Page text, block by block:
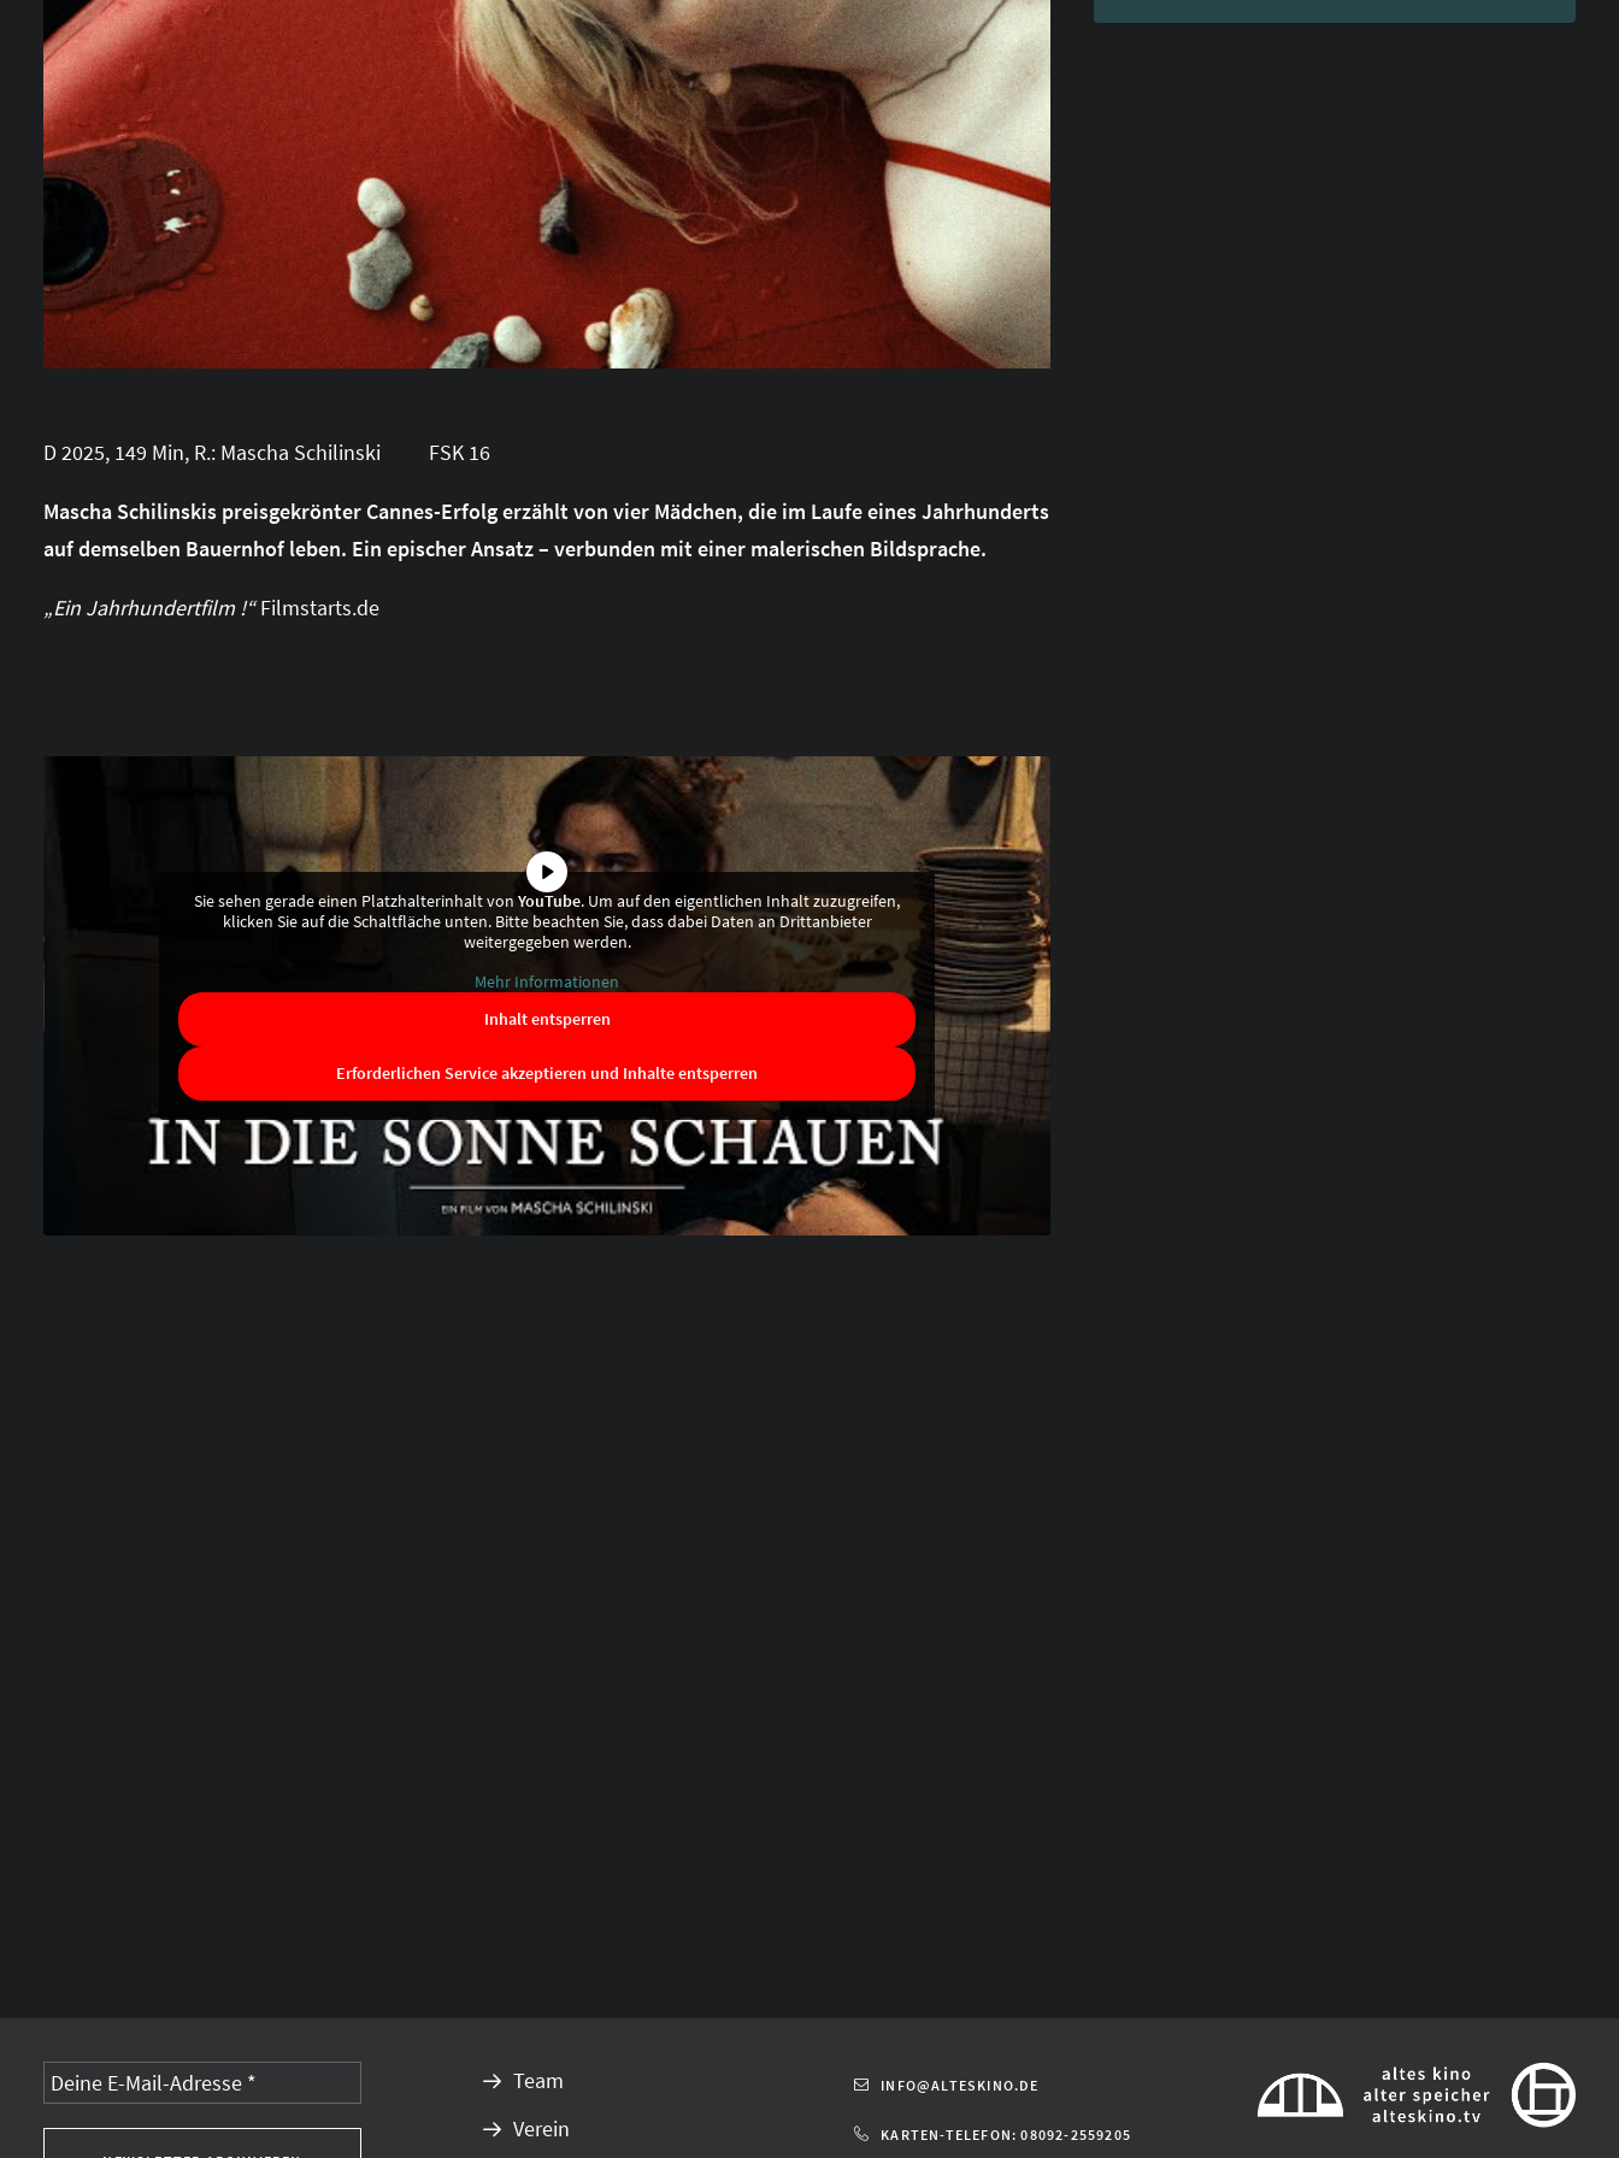
D 2025, 149 Min, R.: Mascha Schilinski FSK 16
Mascha Schilinskis preisgekrönter Cannes-Erfolg erzählt von vier Mädchen, die im Laufe eines Jahrhunderts
auf demselben Bauernhof leben. Ein epischer Ansatz – verbunden mit einer malerischen Bildsprache.
„Ein Jahrhundertfilm !“Filmstarts.de
Sie sehen gerade einen Platzhalterinhalt von YouTube. Um auf den eigentlichen Inhalt zuzugreifen,
klicken Sie auf die Schaltfläche unten. Bitte beachten Sie, dass dabei Daten an Drittanbieter
weitergegeben werden.
Mehr Informationen
Inhalt entsperren
Erforderlichen Service akzeptieren und Inhalte entsperren
Team
Verein
INFO@ALTESKINO.DE
KARTEN-TELEFON: 08092-2559205